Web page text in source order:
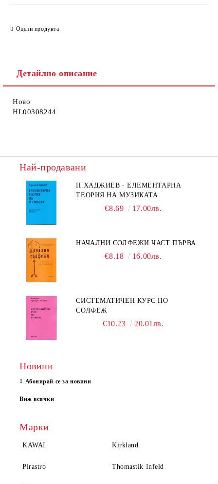
Оцени продукта
Детайлно описание
Ново
HL00308244
Най-продавани
П.ХАДЖИЕВ - ЕЛЕМЕНТАРНА
ТЕОРИЯ НА МУЗИКАТА
€8.69 17.00лв.
НАЧАЛНИ СОЛФЕЖИ ЧАСТ ПЪРВА
€8.18 16.00лв.
СИСТЕМАТИЧЕН КУРС ПО
СОЛФЕЖ
€10.23 20.01лв.
Новини
Абонирай се за новини
Виж всички
Марки
KAWAI Kirkland
Pirastro Thomastik Infeld